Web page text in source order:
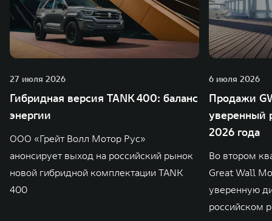
27 июля 2026
Гибридная версия TANK 400: баланс
энергии
ООО «Грейт Волл Мотор Рус»
анонсирует выход на российский рынок
новой гибридной комплектации TANK
400
6 июля 2026
Продажи
уверенный
2026 года
Во втором
Great Wall
уверенную
российском